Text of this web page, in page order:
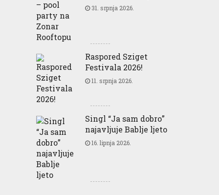
31. srpnja 2026.
Raspored Sziget
Festivala 2026!
11. srpnja 2026.
Singl “Ja sam dobro”
najavljuje Bablje ljeto
16. lipnja 2026.